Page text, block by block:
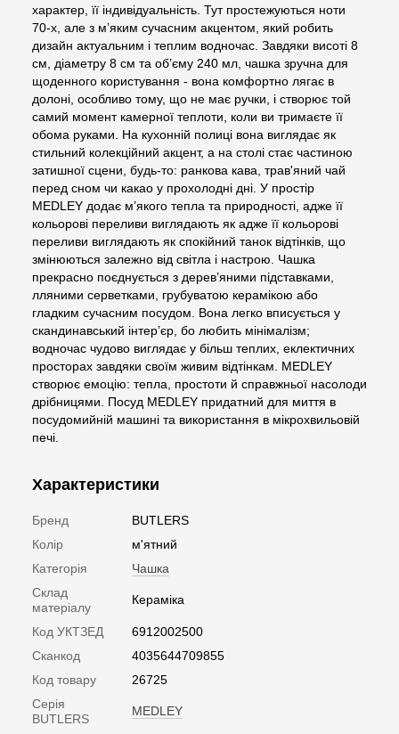
характер, її індивідуальність. Тут простежуються ноти
70-х, але з м’яким сучасним акцентом, який робить
дизайн актуальним і теплим водночас. Завдяки висоті 8
см, діаметру 8 см та об’єму 240 мл, чашка зручна для
щоденного користування - вона комфортно лягає в
долоні, особливо тому, що не має ручки, і створює той
самий момент камерної теплоти, коли ви тримаєте її
обома руками. На кухонній полиці вона виглядає як
стильний колекційний акцент, а на столі стає частиною
затишної сцени, будь-то: ранкова кава, трав'яний чай
перед сном чи какао у прохолодні дні. У простір
MEDLEY додає м’якого тепла та природності, адже її
кольорові переливи виглядають як адже її кольорові
переливи виглядають як спокійний танок відтінків, що
змінюються залежно від світла і настрою. Чашка
прекрасно поєднується з дерев’яними підставками,
лляними серветками, грубуватою керамікою або
гладким сучасним посудом. Вона легко вписується у
скандинавський інтер’єр, бо любить мінімалізм;
водночас чудово виглядає у більш теплих, еклектичних
просторах завдяки своїм живим відтінкам. MEDLEY
створює емоцію: тепла, простоти й справжньої насолоди
дрібницями. Посуд MEDLEY придатний для миття в
посудомийній машині та використання в мікрохвильовій
печі.
Характеристики
Бренд
BUTLERS
Колір
м'ятний
Категорія
Чашка
Склад
матеріалу
Кераміка
Код УКТЗЕД
6912002500
Сканкод
4035644709855
Код товару
26725
Серія
BUTLERS
MEDLEY